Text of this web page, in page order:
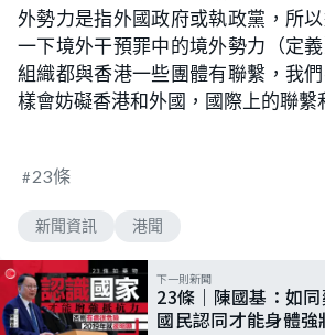
外勢力是指外國政府或執政黨，所
一下境外干預罪中的境外勢力（定
組織都與香港一些團體有聯繫，我
樣會妨礙香港和外國，國際上的聯繫
23條
新聞資訊 港聞
下一則新聞
23條｜陳國基：如
國民認同才能身體